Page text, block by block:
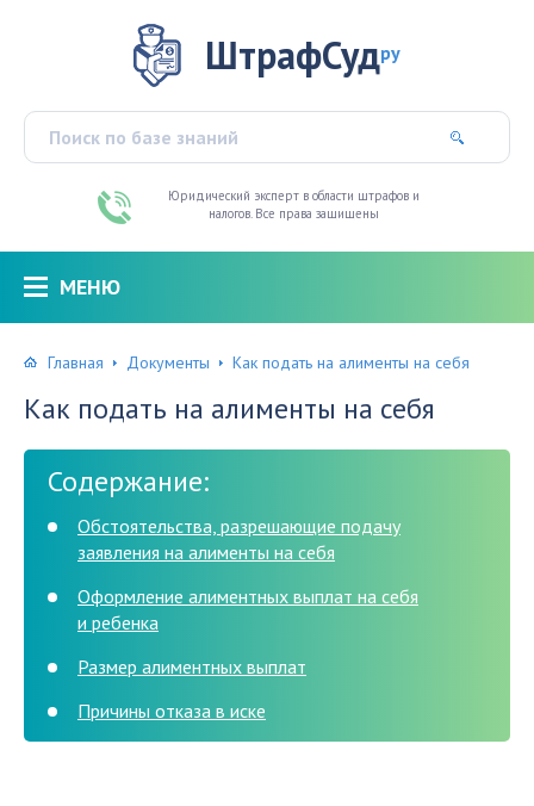
ШтрафСудру
Юридический эксперт в области штрафов и
налогов. Все права защищены
МЕНЮ
Главная Документы Как подать на алименты на себя
Как подать на алименты на себя
Содержание:
Обстоятельства, разрешающие подачу
заявления на алименты на себя
Оформление алиментных выплат на себя
и ребенка
Размер алиментных выплат
Причины отказа в иске